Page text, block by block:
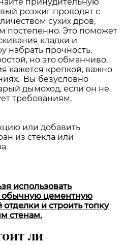
розжиг проводят с
сухих дров,
постепенно. Это поможет
кладки и
набрать прочность.
но это обманчиво.
кажется крепкой, важно
Вы безусловно
дымоход, если он не
требованиям,
или добавить
из стекла или
использовать
обычную цементную
и строить топку
стенам.
ли